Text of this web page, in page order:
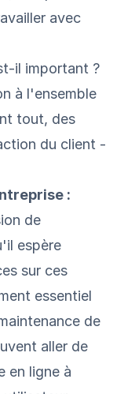
avec
il important ?
à l'ensemble
tout, des
du client -
:
de
espère
sur ces
essentiel
de
aller de
en ligne à